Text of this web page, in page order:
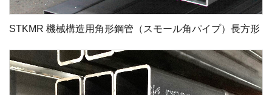
STKMR 機械構造用角形鋼管（スモール角パイプ）長方形